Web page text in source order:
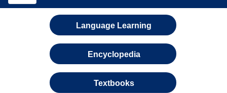
Language Learning
Encyclopedia
Textbooks